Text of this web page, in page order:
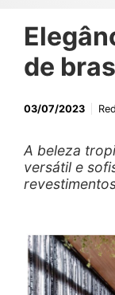
de
03/07/2023
A beleza
versátil e